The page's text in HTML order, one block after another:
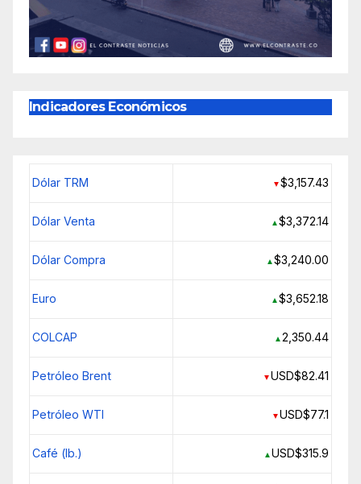
Indicadores Económicos
Dólar TRM ▼$3,157.43
Dólar Venta ▲$3,372.14
Dólar Compra ▲$3,240.00
Euro ▲$3,652.18
COLCAP ▲2,350.44
Petróleo Brent ▼USD$82.41
Petróleo WTI ▼USD$77.1
Café (lb.) ▲USD$315.9